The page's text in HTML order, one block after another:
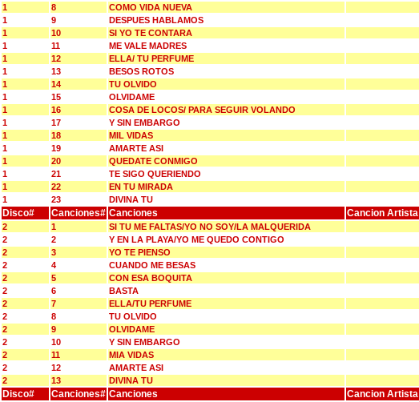
1
8
COMO VIDA NUEVA
1
9
DESPUES HABLAMOS
1
10
SI YO TE CONTARA
1
11
ME VALE MADRES
1
12
ELLA/ TU PERFUME
1
13
BESOS ROTOS
1
14
TU OLVIDO
1
15
OLVIDAME
1
16
COSA DE LOCOS/ PARA SEGUIR VOLANDO
1
17
Y SIN EMBARGO
1
18
MIL VIDAS
1
19
AMARTE ASI
1
20
QUEDATE CONMIGO
1
21
TE SIGO QUERIENDO
1
22
EN TU MIRADA
1
23 DIVINA TU
Disco# Canciones# Canciones Cancion Artista
2 1
SI TU ME FALTAS/YO NO SOY/LA MALQUERIDA
2
2
Y EN LA PLAYA/YO ME QUEDO CONTIGO
2
3
YO TE PIENSO
2
4
CUANDO ME BESAS
2
5
CON ESA BOQUITA
2
6
BASTA
2
7
ELLA/TU PERFUME
2
8
TU OLVIDO
2
9
OLVIDAME
2
10
Y SIN EMBARGO
2
11
MIA VIDAS
2
12
AMARTE ASI
2
13 DIVINA TU
Disco# Canciones# Canciones Cancion Artista